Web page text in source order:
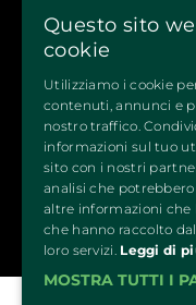
CONTATTI
Per informazioni
Per informazioni
Dichiarazione di
Questo sito
cookie
Utilizziamo i cookie
contenuti, annunci e
nostro traffico.
informazioni sul tuo
sito con i nostri
analisi che
altre informazioni che
che hanno raccolto
loro servizi. Leggi di
MOSTRA TUTTI I